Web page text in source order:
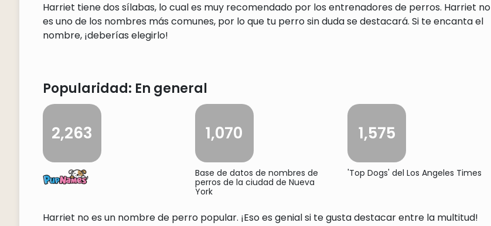
Harriet tiene dos sílabas, lo cual es muy recomendado por los entrenadores de perros. Harriet no
es uno de los nombres más comunes, por lo que tu perro sin duda se destacará. Si te encanta el
nombre, ¡deberías elegirlo!
Popularidad: En general
2,263 1,070
Base de datos de nombres de
perros de la ciudad de Nueva
York
1,575
'Top Dogs' del Los Angeles Times
Harriet no es un nombre de perro popular. ¡Eso es genial si te gusta destacar entre la multitud!